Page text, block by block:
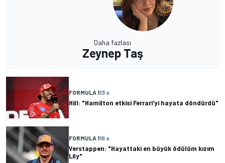
Daha fazlası
Zeynep Taş
FORMULA 113 s
Hill: "Hamilton etkisi Ferrari'yi hayata döndürdü"
FORMULA 116 s
Verstappen: "Hayattaki en büyük ödülüm kızım
Lily"